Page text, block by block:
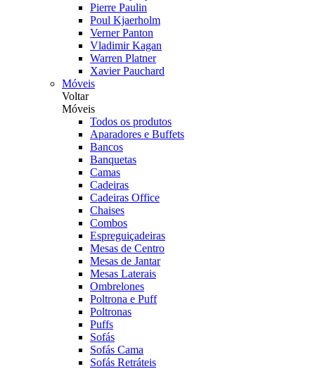
Pierre Paulin
Poul Kjaerholm
Verner Panton
Vladimir Kagan
Warren Platner
Xavier Pauchard
Móveis
Voltar
Móveis
Todos os produtos
Aparadores e Buffets
Bancos
Banquetas
Camas
Cadeiras
Cadeiras Office
Chaises
Combos
Espreguiçadeiras
Mesas de Centro
Mesas de Jantar
Mesas Laterais
Ombrelones
Poltrona e Puff
Poltronas
Puffs
Sofás
Sofás Cama
Sofás Retráteis